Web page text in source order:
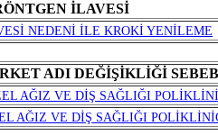
İLAVESİ
NEDENİ İLE KROKİ YENİLEME
ADI DEĞİŞİKLİĞİ
AĞIZ VE DİŞ SAĞLIĞI
AĞIZ VE DİŞ SAĞLIĞI